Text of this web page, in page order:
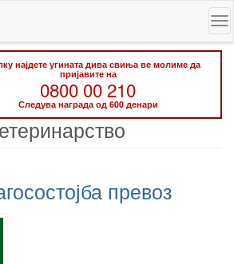
најдете угината дива свиња ве молиме да
пријавите на
0800 00 210
Следува награда од 600 денари
превоз